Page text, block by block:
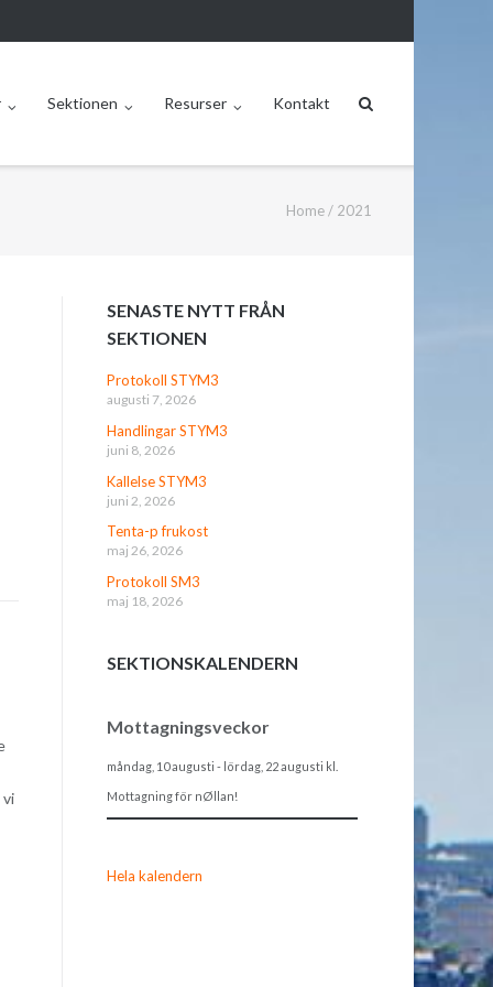
Sektionen Resurser Kontakt
Home / 2021
vi
SENASTE NYTT FRÅN
SEKTIONEN
Protokoll STYM3
augusti 7, 2026
Handlingar STYM3
juni 8, 2026
Kallelse STYM3
juni 2, 2026
Tenta-p frukost
maj 26, 2026
Protokoll SM3
maj 18, 2026
SEKTIONSKALENDERN
Mottagningsveckor
måndag, 10 augusti - lördag, 22 augusti kl.
Mottagning för nØllan!
Hela kalendern